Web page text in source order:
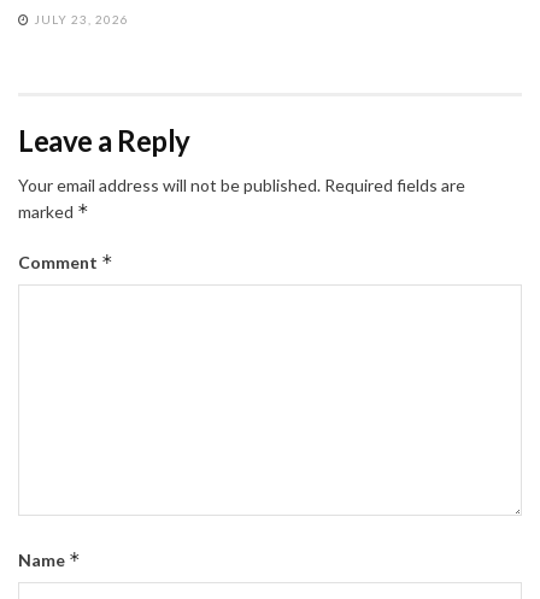
JULY 23, 2026
Leave a Reply
Your email address will not be published. Required fields are
marked *
Comment *
Name *